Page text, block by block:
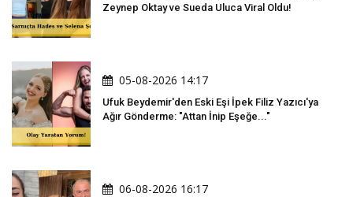
Zeynep Oktay ve Sueda Uluca Viral Oldu!
05-08-2026 14:17
Ufuk Beydemir'den Eski Eşi İpek Filiz Yazıcı'ya
Ağır Gönderme: "Attan İnip Eşeğe..."
06-08-2026 16:17